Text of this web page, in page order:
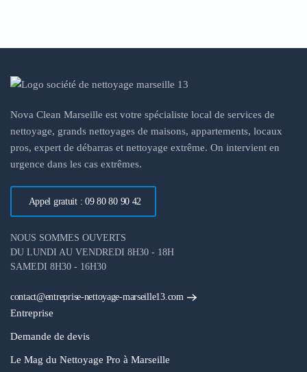
Nova Clean Marseille est votre spécialiste local de services de
nettoyage, grands nettoyages de maisons, appartements, locaux
pros, expert de débarras et nettoyage extrême. On intervient en
urgence dans les cas extrêmes.
Appel gratuit : 09 80 80 90 42
NOUS SOMMES OUVERTS
DU LUNDI AU VENDREDI 8H30 - 18H
SAMEDI 8H30 - 16H30
contact@entreprise-nettoyage-marseille13.com
Entreprise
Demande de devis
Le Mag du Nettoyage Pro à Marseille